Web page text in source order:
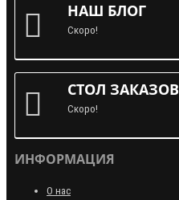
НАШ БЛОГ
Скоро!
СТОЛ ЗАКАЗОВ
Скоро!
ИНФОРМАЦИЯ
О нас